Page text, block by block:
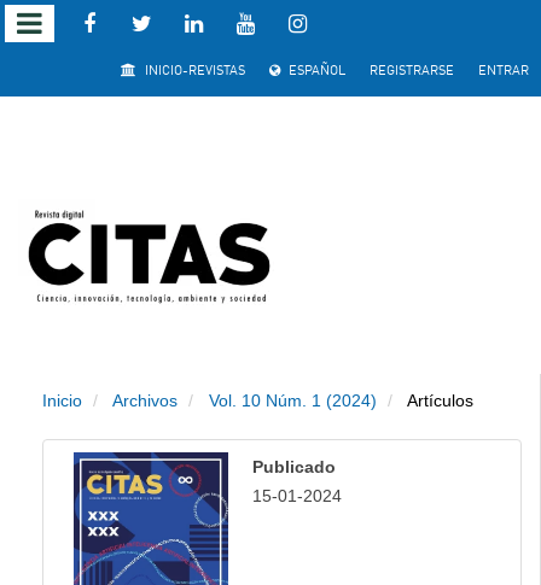
Salto
rápido
contenido
de
Navegación
principal
Contenido
principal
INICIO-REVISTAS ESPAÑOL REGISTRARSE ENTRAR
Inicio Archivos Vol. 10 Núm. 1 (2024) Artículos
Publicado
15-01-2024